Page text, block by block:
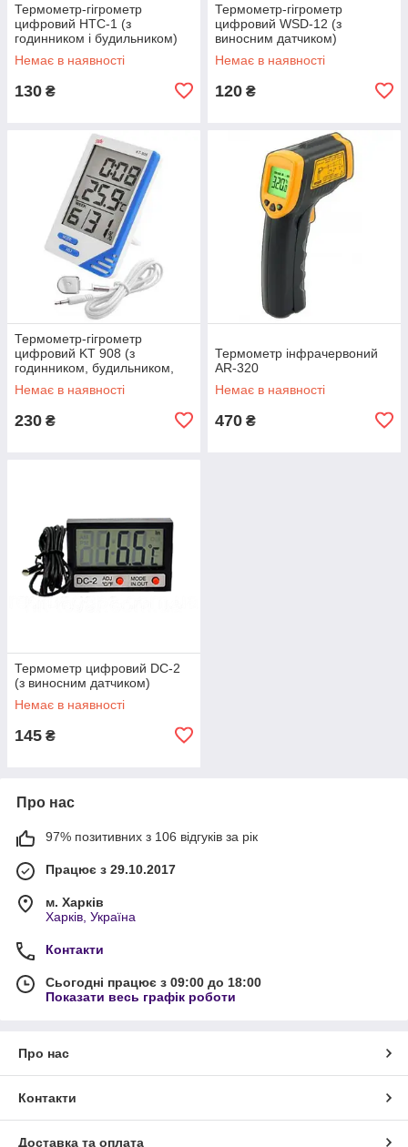
Термометр-гігрометр
цифровий HTC-1 (з
годинником і будильником)
Немає в наявності
130 ₴
Термометр-гігрометр
цифровий WSD-12 (з
виносним датчиком)
Немає в наявності
120 ₴
Термометр-гігрометр
цифровий KT 908 (з
годинником, будильником,
календарем і виносним
датчиком)
Немає в наявності
230 ₴
Термометр інфрачервоний
AR-320
Немає в наявності
470 ₴
Термометр цифровий DC-2
(з виносним датчиком)
Немає в наявності
145 ₴
Про нас
97% позитивних з 106 відгуків за рік
Працює з 29.10.2017
м. Харків
Харків, Україна
Контакти
Сьогодні працює з 09:00 до 18:00
Показати весь графік роботи
Про нас
Контакти
Доставка та оплата